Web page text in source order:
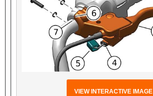
VIEW INTERACTIVE IMAGE